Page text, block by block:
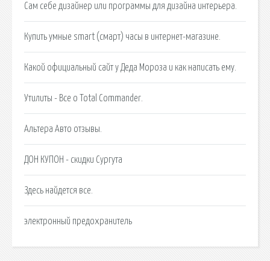
Сам себе дизайнер или программы для дизайна интерьера.
Купить умные smart (смарт) часы в интернет-магазине.
Какой официальный сайт у Деда Мороза и как написать ему.
Утилиты - Все о Total Commander.
Альтера Авто отзывы.
ДОН КУПОН - скидки Сургута
Здесь найдется все.
электронный предохранитель